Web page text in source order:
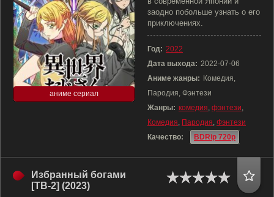
аниме сериал
заодно побольше узнать о его
приключениях.
Год: 2022
Дата выхода: 2022-07-06
Аниме жанры: Комедия,
Пародия, Фэнтези
Жанры: комедия, фэнтези,
Комедия, Пародия, Фэнтези
Качество:
BDRip 720p
Избранный богами
[ТВ-2] (2023)